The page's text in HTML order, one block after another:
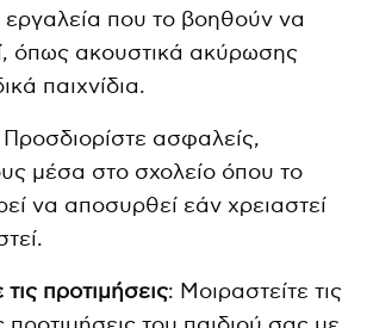
εργαλεία που το βοηθούν να
όπως ακουστικά ακύρωσης
παιχνίδια.
Προσδιορίστε ασφαλείς,
μέσα στο σχολείο όπου το
να αποσυρθεί εάν χρειαστεί
προτιμήσεις: Μοιραστείτε τις